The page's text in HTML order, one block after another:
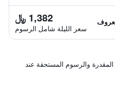
1,382 ﷼
سعر الليلة شامل الرسوم
والرسوم المستحقة عند